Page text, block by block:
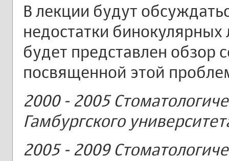
В лекции будут
недостатки
будет представлен обзор
посвященной этой
2000 - 2005
Гамбургского
2005 - 2009